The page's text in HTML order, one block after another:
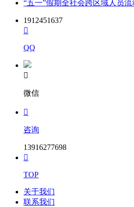
5.2 逾期送达的投标文件，电子招标
收。
(http://www.hebeieb.com.cn)、河北省
(http://ggzy.hebei.gov.cn/hbjyzx)、交投
联系人：孙巧平
联系电话：0311-66520668
招标代理机构：河北宏信招标有限公司
“五一”假期全社会跨区域人员
1912451637

QQ

微信

咨询
13916277698

TOP
关于我们
联系我们